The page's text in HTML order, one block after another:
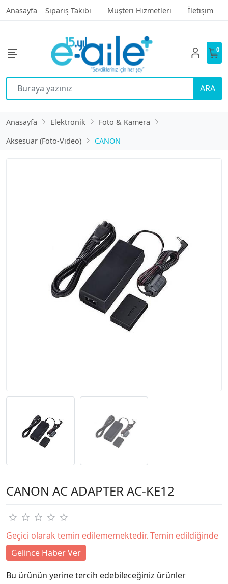
Anasayfa Sipariş Takibi Müşteri Hizmetleri İletişim
ARA
0
Anasayfa Elektronik
Foto & Kamera
Aksesuar (Foto-Video)
CANON
CANON AC ADAPTER AC-KE12
Geçici olarak temin edilememektedir. Temin edildiğinde
Gelince Haber Ver
Bu ürünün yerine tercih edebileceğiniz ürünler